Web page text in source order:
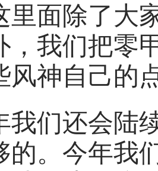
里面除了大
，我们把零
风神自己的
还会陆续
的。今年我